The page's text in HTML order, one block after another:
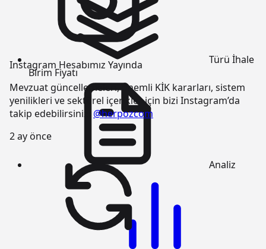
Instagram Hesabımız Yayında
Mevzuat güncellemeleri, önemli KİK kararları, sistem
yenilikleri ve sektörel içerikler için bizi Instagram’da
takip edebilirsiniz: @herpozcom
2 ay önce
Türü İhale
Birim Fiyatı
Analiz